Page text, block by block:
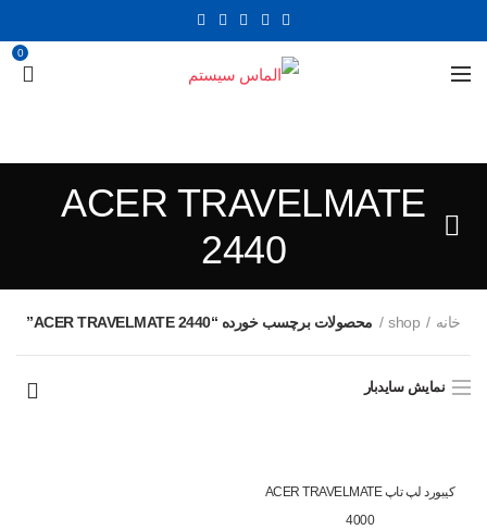
0
ACER TRAVELMATE
2440
خانه shop محصولات برچسب خورده “ACER TRAVELMATE 2440”
نمایش سایدبار
کیبورد لپ تاپ ACER TRAVELMATE
4000